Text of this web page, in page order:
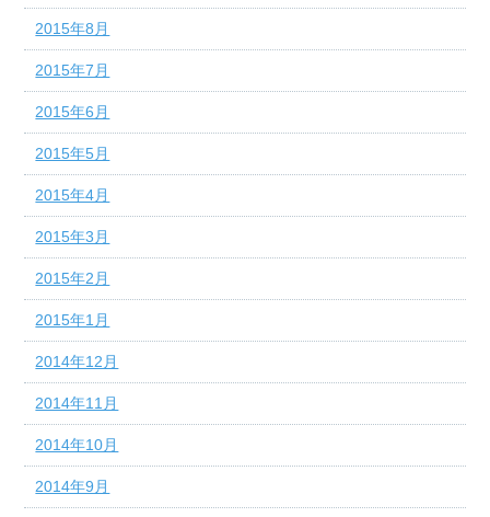
2015年8月
2015年7月
2015年6月
2015年5月
2015年4月
2015年3月
2015年2月
2015年1月
2014年12月
2014年11月
2014年10月
2014年9月